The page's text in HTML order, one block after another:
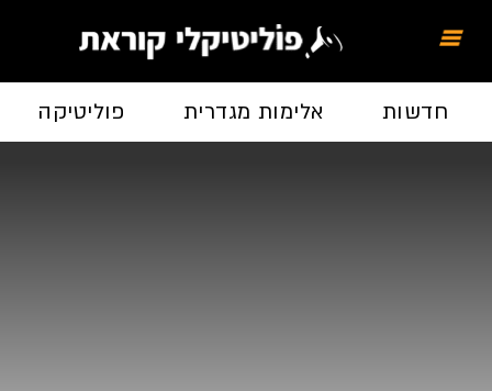
חדשות אלימות מגדרית פוליטיקה